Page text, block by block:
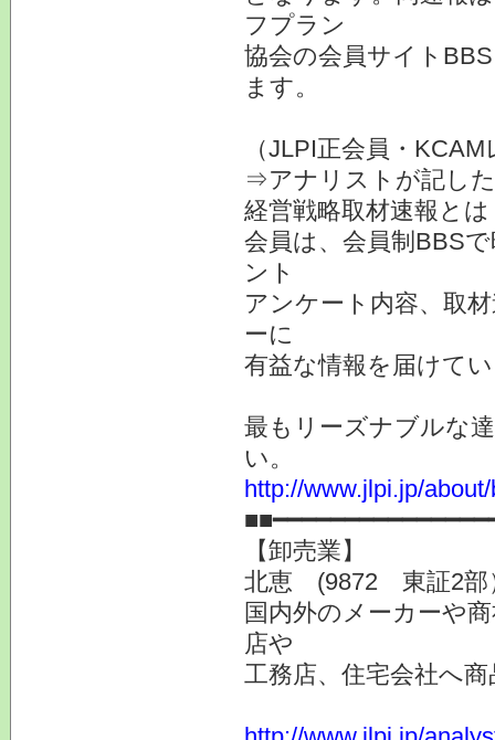
フプラン
協会の会員サイト
ます。
（JLPI正会員・
⇒アナリストが記し
経営戦略取材速報とは
会員は、会員制BBS
ント
アンケート内容、取
ーに
有益な情報を届けて
最もリーズナブルな
い。
http://www.jlpi.jp/
【卸売業】
北恵 (9872 東証2部
国内外のメーカーや
店や
工務店、住宅会社へ